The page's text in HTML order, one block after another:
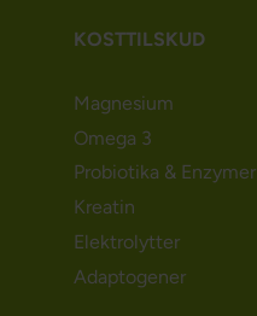
KOSTTILSKUD
Magnesium
Omega 3
Probiotika & Enzymer
Kreatin
Elektrolytter
Adaptogener